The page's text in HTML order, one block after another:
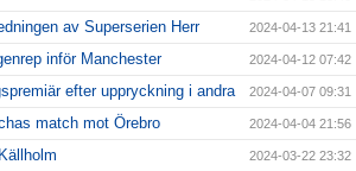
av Superserien Herr 2024-04-13 21:41
inför Manchester 2024-04-12 07:42
efter uppryckning i andra 2024-04-07 09:31
match mot Örebro 2024-04-04 21:56
2024-03-22 23:32